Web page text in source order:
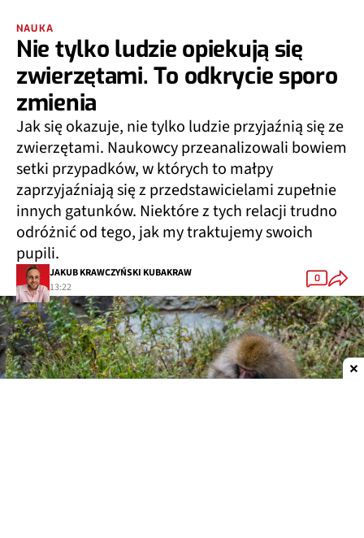
NAUKA
Nie tylko ludzie opiekują się
zwierzętami. To odkrycie sporo
zmienia
Jak się okazuje, nie tylko ludzie przyjaźnią się ze
zwierzętami. Naukowcy przeanalizowali bowiem
setki przypadków, w których to małpy
zaprzyjaźniają się z przedstawicielami zupełnie
innych gatunków. Niektóre z tych relacji trudno
odróżnić od tego, jak my traktujemy swoich
pupili.
JAKUB KRAWCZYŃSKI KUBAKRAW
13:22
0